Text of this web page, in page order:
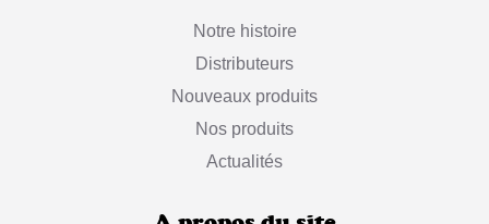
Notre histoire
Distributeurs
Nouveaux produits
Nos produits
Actualités